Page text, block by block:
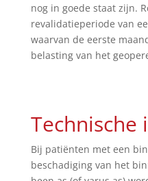
nog in goede staatzijn.
revalidatieperiode van
waarvan de eerste
belasting van het
Technische
Bij patiënten met een
beschadiging van het